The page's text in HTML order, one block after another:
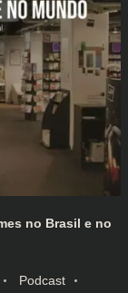
no Brasil e no
Podcast